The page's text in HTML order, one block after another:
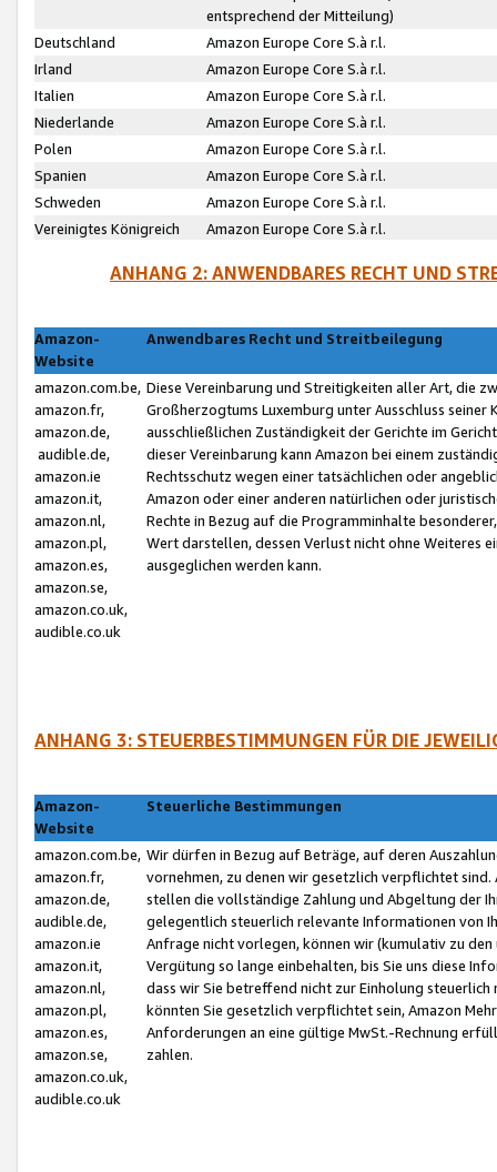
entsprechend der Mitteilung)
Deutschland
Amazon Europe Core S.à r.l.
Irland
Amazon Europe Core S.à r.l.
Italien
Amazon Europe Core S.à r.l.
Niederlande
Amazon Europe Core S.à r.l.
Polen
Amazon Europe Core S.à r.l.
Spanien
Amazon Europe Core S.à r.l.
Schweden
Amazon Europe Core S.à r.l.
Vereinigtes Königreich
Amazon Europe Core S.à r.l.
ANHANG 2: ANWENDBARES RECHT UND
Amazon-
Website
Anwendbares Recht und Streitbeilegung
amazon.com.be,
amazon.fr,
amazon.de,
audible.de,
amazon.ie
amazon.it,
amazon.nl,
amazon.pl,
amazon.es,
amazon.se,
amazon.co.uk,
audible.co.uk
Diese Vereinbarung und Streitigkeiten aller Art, die
Großherzogtums Luxemburg unter Ausschluss
ausschließlichen Zuständigkeit der Gerichte im
dieser Vereinbarung kann Amazon bei einem
Rechtsschutz wegen einer tatsächlichen oder
Amazon oder einer anderen natürlichen oder
Rechte in Bezug auf die Programminhalte
Wert darstellen, dessen Verlust nicht ohne Weiteres
ausgeglichen werden kann.
ANHANG 3: STEUERBESTIMMUNGEN FÜR DIE
Amazon-
Website
Steuerliche Bestimmungen
amazon.com.be,
amazon.fr,
amazon.de,
audible.de,
amazon.ie
amazon.it,
amazon.nl,
amazon.pl,
amazon.es,
amazon.se,
amazon.co.uk,
audible.co.uk
Wir dürfen in Bezug auf Beträge, auf deren
vornehmen, zu denen wir gesetzlich verpflichtet
stellen die vollständige Zahlung und Abgeltung der
gelegentlich steuerlich relevante Informationen von
Anfrage nicht vorlegen, können wir (kumulativ zu
Vergütung so lange einbehalten, bis Sie uns diese
dass wir Sie betreffend nicht zur Einholung
könnten Sie gesetzlich verpflichtet sein, Amazon
Anforderungen an eine gültige MwSt.-Rechnung
zahlen.